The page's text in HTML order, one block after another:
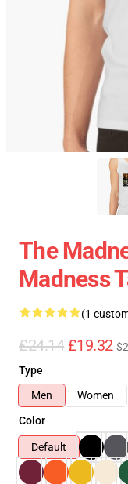
The
Madness
(1
£24.14 £19.32
Type
Men
Women
Color
Default